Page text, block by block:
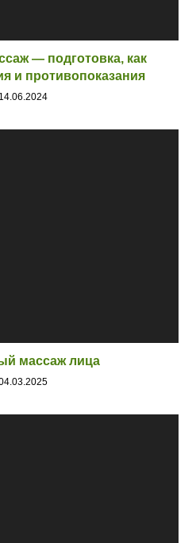
— подготовка, как
и противопоказания
14.06.2024
массаж лица